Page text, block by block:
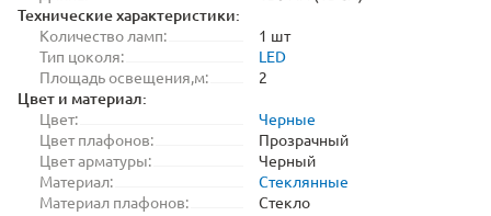
Технические характеристики:
Количество ламп:
1 шт
Тип цоколя:
LED
Площадь освещения,м:
2
Цвет и материал:
Цвет:
Черные
Цвет плафонов:
Прозрачный
Цвет арматуры:
Черный
Материал:
Стеклянные
Материал плафонов:
Стекло